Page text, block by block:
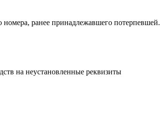
номера, ранее принадлежавшего потерпевшей.
на неустановленные реквизиты